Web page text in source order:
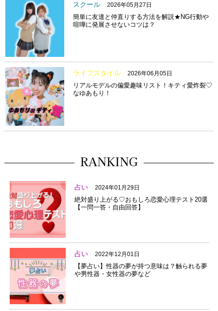
スクール 2026年05月27日
簡単に友達と仲直りする方法を解説★NG行動や
喧嘩に発展させないコツは？
ライフスタイル 2026年06月05日
リアルモデルの偏愛趣味リスト！キティ愛炸裂♡
なゆあもり！
RANKING
占い 2024年01月29日
絶対盛り上がる♡おもしろ恋愛心理テスト20選
【一問一答・自由回答】
占い 2022年12月01日
【夢占い】性器の夢が持つ意味は？触られる夢
や男性器・女性器の夢など